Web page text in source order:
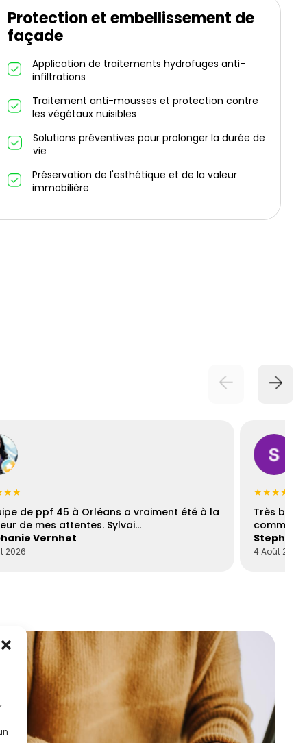
Protection et embellissement de
façade
Application de traitements hydrofuges anti-
infiltrations
Traitement anti-mousses et protection contre
les végétaux nuisibles
Solutions préventives pour prolonger la durée de
vie
Préservation de l'esthétique et de la valeur
immobilière
de ppf 45 à Orléans a vraiment été à la
de mes attentes. Sylvai…
Vernhet
2026
★★★★☆
Très
4 Août 2026